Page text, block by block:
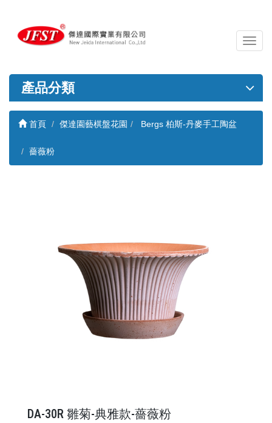
導
覽
關
產品分類
首頁 傑達園藝棋盤花園 Bergs 柏斯-丹麥手工陶盆
薔薇粉
DA-30R 雛菊-典雅款-薔薇粉